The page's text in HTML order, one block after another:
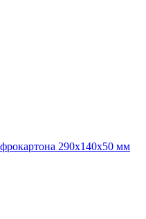
290х140х50 мм